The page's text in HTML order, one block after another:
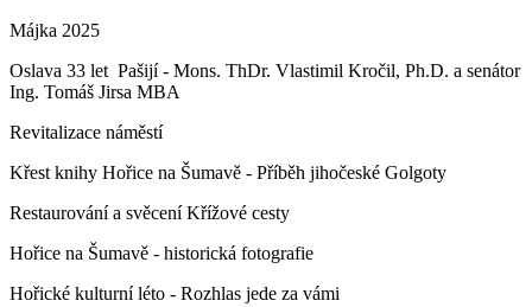
Májka 2025
Oslava 33 let Pašijí - Mons. ThDr. Vlastimil Kročil, Ph.D. a senátor
Ing. Tomáš Jirsa MBA
Revitalizace náměstí
Křest knihy Hořice na Šumavě - Příběh jihočeské Golgoty
Restaurování a svěcení Křížové cesty
Hořice na Šumavě - historická fotografie
Hořické kulturní léto - Rozhlas jede za vámi